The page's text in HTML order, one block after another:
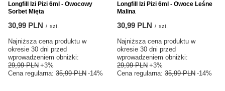
Longfill Izi Pizi 6ml - Owocowy
Sorbet Mięta
30,99 PLN / szt.
Najniższa cena produktu w
okresie 30 dni przed
wprowadzeniem obniżki:
29,99 PLN +3%
Cena regularna: 35,99 PLN -14%
Longfill Izi Pizi 6ml - Owoce Leśne
Malina
30,99 PLN / szt.
Najniższa cena produktu w
okresie 30 dni przed
wprowadzeniem obniżki:
29,99 PLN +3%
Cena regularna: 35,99 PLN -14%